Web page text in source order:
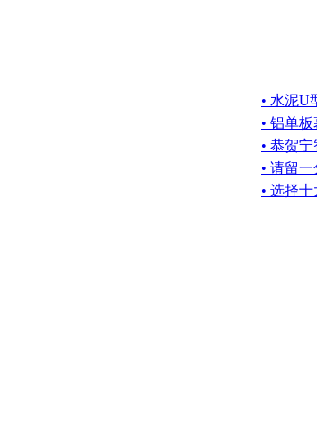
• 水泥U
• 铝单
• 恭贺
• 请留
• 选择